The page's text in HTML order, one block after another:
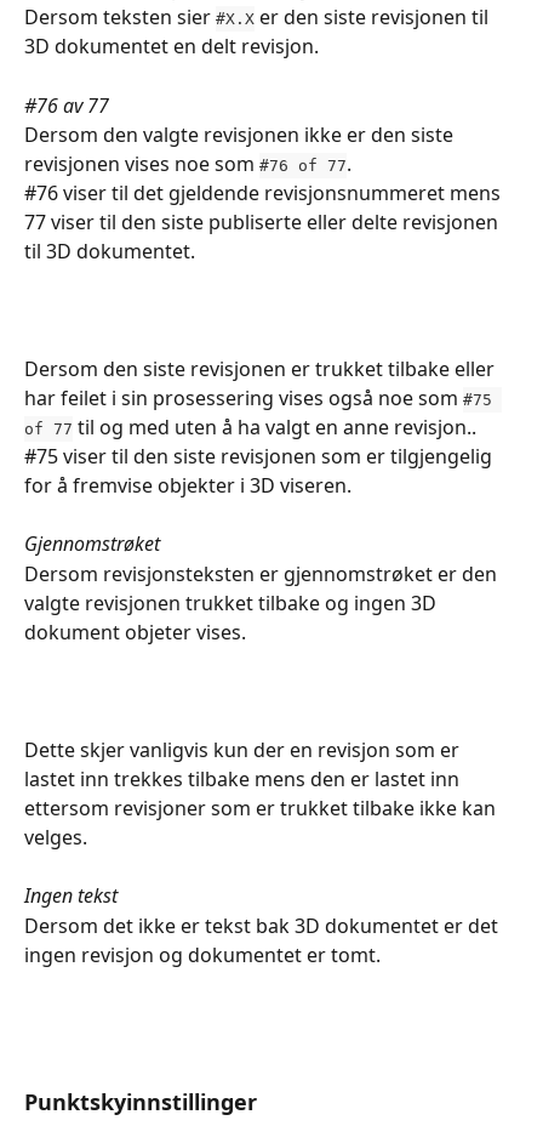
Dersom teksten sier #X.X er den siste revisjonen til
3D dokumentet en delt revisjon.
#76 av 77
Dersom den valgte revisjonen ikke er den siste
revisjonen vises noe som #76 of 77.
#76 viser til det gjeldende revisjonsnummeret mens
77 viser til den siste publiserte eller delte revisjonen
til 3D dokumentet.
Dersom den siste revisjonen er trukket tilbake eller
har feilet i sin prosessering vises også noe som #75
of 77 til og med uten å ha valgt en anne revisjon..
#75 viser til den siste revisjonen som er tilgjengelig
for å fremvise objekter i 3D viseren.
Gjennomstrøket
Dersom revisjonsteksten er gjennomstrøket er den
valgte revisjonen trukket tilbake og ingen 3D
dokument objeter vises.
Dette skjer vanligvis kun der en revisjon som er
lastet inn trekkes tilbake mens den er lastet inn
ettersom revisjoner som er trukket tilbake ikke kan
velges.
Ingen tekst
Dersom det ikke er tekst bak 3D dokumentet er det
ingen revisjon og dokumentet er tomt.
Punktskyinnstillinger